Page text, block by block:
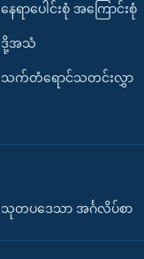
နေရာပေါင်းစုံ အကြောင်းစုံ
ဒို့အသံ
သက်တံရောင်သတင်းလွှာ
သုတပဒေသာ အင်္ဂလိပ်စာ